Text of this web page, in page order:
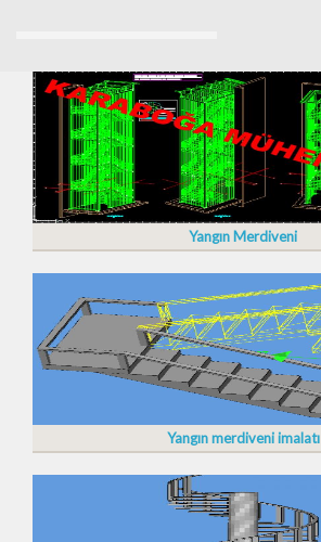
Yangın Merdiveni
Yangın merdiveni imalatı